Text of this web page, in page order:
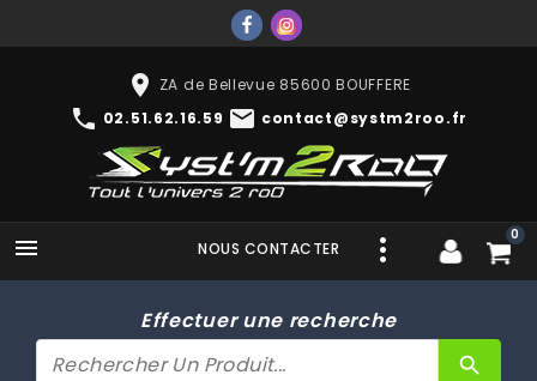
place ZA de Bellevue 85600 BOUFFERE
phone 02.51.62.16.59 mail contact@systm2roo.fr
 0
NOUS CONTACTER
Effectuer une recherche
search